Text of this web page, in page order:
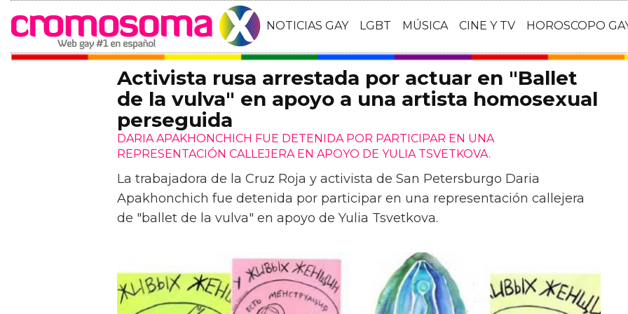
NOTICIAS GAY LGBT MÚSICA CINE Y TV HOROSCOPO
Activista rusa arrestada por actuar en "Ballet
de la vulva" en apoyo a una artista homosexual
perseguida
DARIA APAKHONCHICH FUE DETENIDA POR PARTICIPAR EN UNA
REPRESENTACIÓN CALLEJERA EN APOYO DE YULIA TSVETKOVA.
La trabajadora de la Cruz Roja y activista de San Petersburgo Daria
Apakhonchich fue detenida por participar en una representación callejera
de "ballet de la vulva" en apoyo de Yulia Tsvetkova.